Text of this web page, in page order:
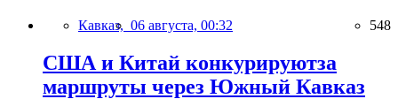
Кавказ, 06 августа, 00:32 548
США и Китай конкурируютза
маршруты через Южный Кавказ